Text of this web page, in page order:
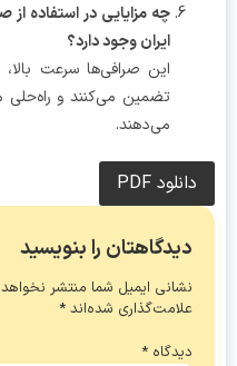
چه مزایایی در استفاده از
ایران وجود دارد؟
این صرافی‌ها سرعت بالا،
تضمین می‌کنند و راه‌حلی مطمئن
می‌دهند.
دانلود PDF
دیدگاهتان را بنویسید
نشانی ایمیل شما منتشر نخواهد شد.
علامت‌گذاری شده‌اند*
دیدگاه*